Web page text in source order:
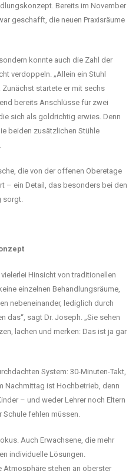
Bereits im November
geschafft, die neuen Praxisräume
konnte auch die Zahl der
verdoppeln. „Allein ein Stuhl
Zunächst startete er mit sechs
bereits Anschlüsse für zwei
sich als goldrichtig erwies. Denn
beiden zusätzlichen Stühle
die von der offenen Oberetage
– ein Detail, das besonders bei den
sorgt.
Hinsicht von traditionellen
einzelnen Behandlungsräume,
nebeneinander, lediglich durch
das“, sagt Dr. Joseph. „Sie sehen
lachen und merken: Das ist ja gar
System: 30-Minuten-Takt,
Nachmittag ist Hochbetrieb, denn
– und weder Lehrer noch Eltern
fehlen müssen.
Auch Erwachsene, die mehr
individuelle Lösungen.
Atmosphäre stehen an oberster